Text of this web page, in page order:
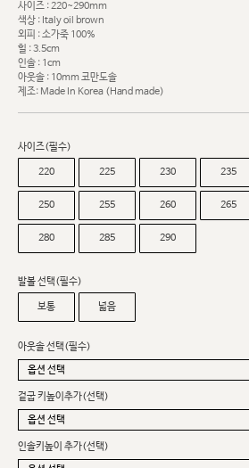
사이즈 : 220~290mm
색상 : Italy oil brown
외피 : 소가죽 100%
힐 : 3.5cm
인솔 : 1cm
아웃솔 : 10mm 코만도솔
제조: Made In Korea (Hand made)
사이즈(필수)
220 225 230 235
250 255 260 265
280 285 290
발볼 선택(필수)
보통 넓음
아웃솔 선택(필수)
겉굽 키높이추가(선택)
인솔키높이 추가(선택)